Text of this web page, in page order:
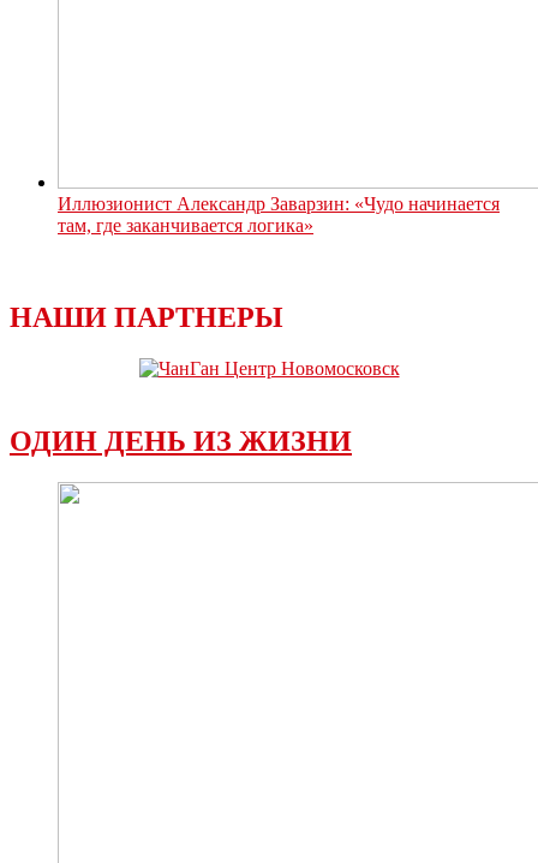
Иллюзионист Александр Заварзин: «Чудо начинается
там, где заканчивается логика»
НАШИ ПАРТНЕРЫ
ОДИН ДЕНЬ ИЗ ЖИЗНИ